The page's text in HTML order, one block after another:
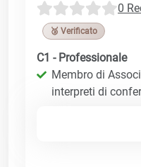
0
🥉 Verificato
C1 - Professionale
Membro di
interpreti di